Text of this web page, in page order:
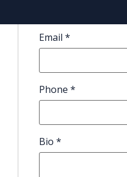
Email *
Phone *
Bio *